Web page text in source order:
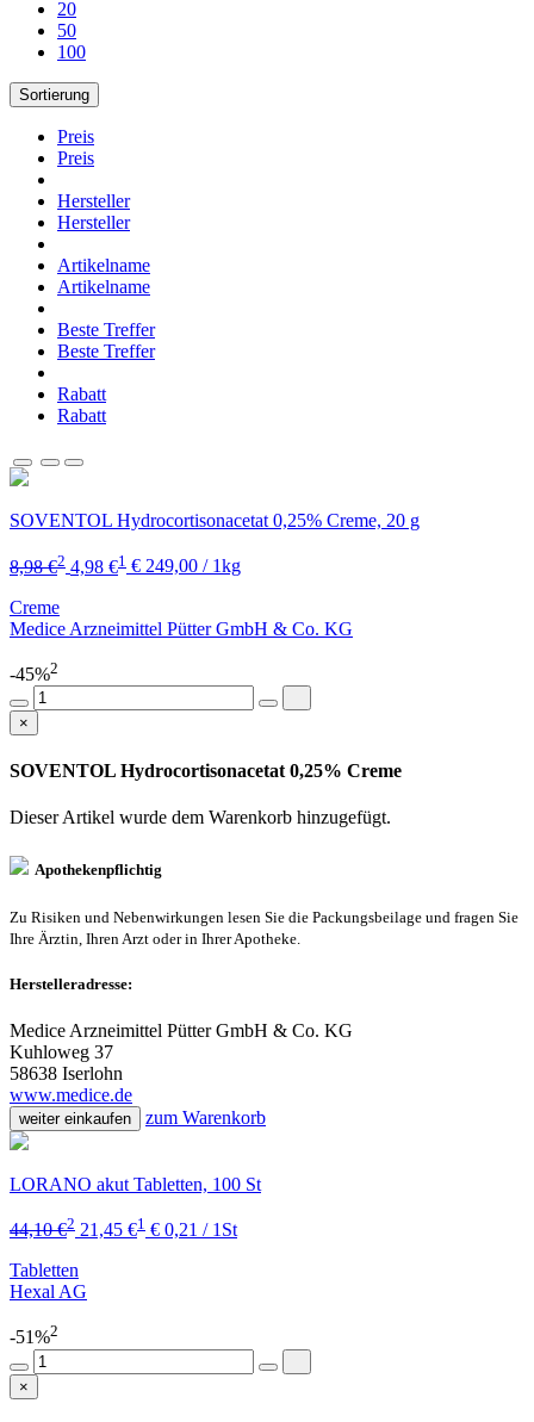
20
50
100
Sortierung
Preis
Preis
Hersteller
Hersteller
Artikelname
Artikelname
Beste Treffer
Beste Treffer
Rabatt
Rabatt
SOVENTOL Hydrocortisonacetat 0,25% Creme, 20 g
8,98 €2 4,98 €1 € 249,00 / 1kg
Creme
Medice Arzneimittel Pütter GmbH & Co. KG
-45%2
×
SOVENTOL Hydrocortisonacetat 0,25% Creme
Dieser Artikel wurde dem Warenkorb hinzugefügt.
Apothekenpflichtig
Zu Risiken und Nebenwirkungen lesen Sie die Packungsbeilage und fragen Sie
Ihre Ärztin, Ihren Arzt oder in Ihrer Apotheke.
Herstelleradresse:
Medice Arzneimittel Pütter GmbH & Co. KG
Kuhloweg 37
58638 Iserlohn
www.medice.de
weiter einkaufen zum Warenkorb
LORANO akut Tabletten, 100 St
44,10 €2 21,45 €1 € 0,21 / 1St
Tabletten
Hexal AG
-51%2
×